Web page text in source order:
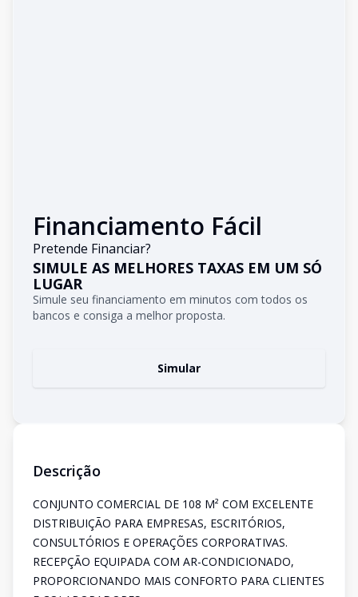
Financiamento Fácil
Pretende Financiar?
SIMULE AS MELHORES TAXAS EM UM SÓ
LUGAR
Simule seu financiamento em minutos com todos os
bancos e consiga a melhor proposta.
Simular
Descrição
CONJUNTO COMERCIAL DE 108 M² COM EXCELENTE
DISTRIBUIÇÃO PARA EMPRESAS, ESCRITÓRIOS,
CONSULTÓRIOS E OPERAÇÕES CORPORATIVAS.
RECEPÇÃO EQUIPADA COM AR-CONDICIONADO,
PROPORCIONANDO MAIS CONFORTO PARA CLIENTES